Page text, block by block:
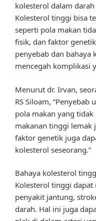
kolesterol dalam
Kolesterol tinggi bisa
seperti pola makan
fisik, dan faktor
penyebab dan bahaya
mencegah komplikasi
Menurut dr. Irvan,
RS Siloam,
pola makan yang
makanan tinggi lemak
faktor genetik juga
kolesterol seseorang.”
Bahaya kolesterol
Kolesterol tinggi
penyakit jantung,
darah. Hal ini juga